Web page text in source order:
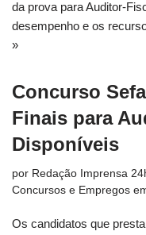
da prova para Auditor-
desempenho e os
»
Concurso
Finais para
Disponíveis
por Redação Imprensa
Concursos e Empregos
Os candidatos que